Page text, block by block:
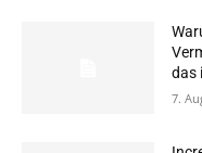
das
7.